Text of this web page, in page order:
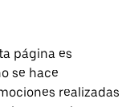
página es
se hace
realizadas